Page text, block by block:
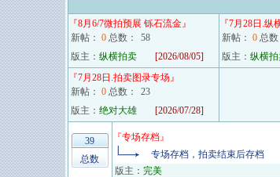
『8月6/7微拍预展 铄石流金』
新帖： 0 总数： 58
『7月28日.纵
新帖： 0 总数
版主： 纵横拍卖 [2026/08/05] 版主： 纵横拍
『7月28日.拍卖图录专场』
新帖： 0 总数：
23
版主： 绝对大雄 [2026/07/28]
39
总数
『专场存档』
专场存档，拍卖结束后存档
版主： 完美